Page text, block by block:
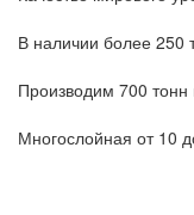
В наличии более 250
Производим 700 тонн
Многослойная от 10